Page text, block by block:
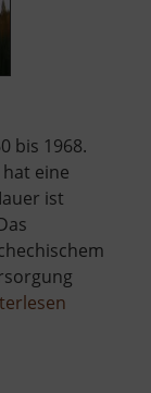
bis 1968.
eine
ist